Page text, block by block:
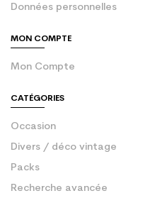
Données personnelles
MON COMPTE
Mon Compte
CATÉGORIES
Occasion
Divers / déco vintage
Packs
Recherche avancée